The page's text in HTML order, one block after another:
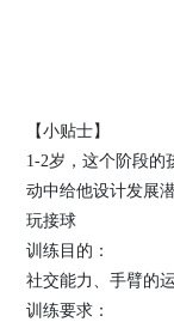
【小贴士】
1-2岁，这个阶段的
动中给他设计发展
玩接球
训练目的：
社交能力、手臂的
训练要求：